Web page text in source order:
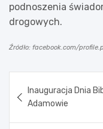
podnoszenia
drogowych.
Źródło: facebook.com/
wpisu
Inauguracja Dnia
Adamowie